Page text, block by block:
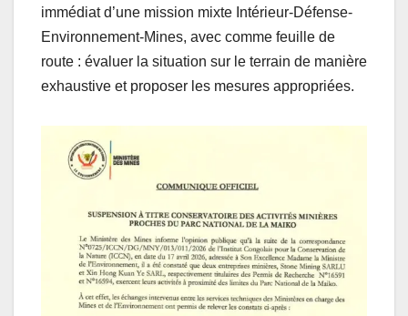
immédiat d’une mission mixte Intérieur-Défense-
Environnement-Mines, avec comme feuille de
route : évaluer la situation sur le terrain de manière
exhaustive et proposer les mesures appropriées.